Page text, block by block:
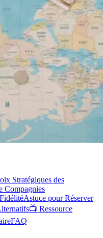
Stratégiques des
Compagnies
Astuce pour Réserver
📺 Ressource
FAQ